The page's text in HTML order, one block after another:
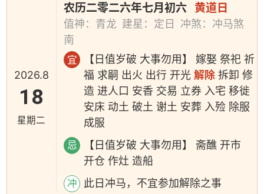
2026.8
18
星期二
农历二零二六年七月初六 黄道日
值神：青龙 建星：定日
冲煞：冲马煞
南
宜
【日值岁破 大事勿用】 嫁娶 祭祀 祈
福 求嗣 出火 出行 开光解除 拆卸 修
造 进人口 安香 交易 立券 入宅 移徙
安床 动土 破土 谢土 安葬 入殓 除服
成服
忌
【日值岁破 大事勿用】 斋醮 开市
开仓 作灶 造船
冲 此日冲马，不宜参加解除之事